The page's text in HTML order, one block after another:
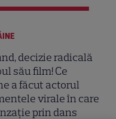
decizie radicală
său film! Ce
a făcut actorul
virale în care
prin dans